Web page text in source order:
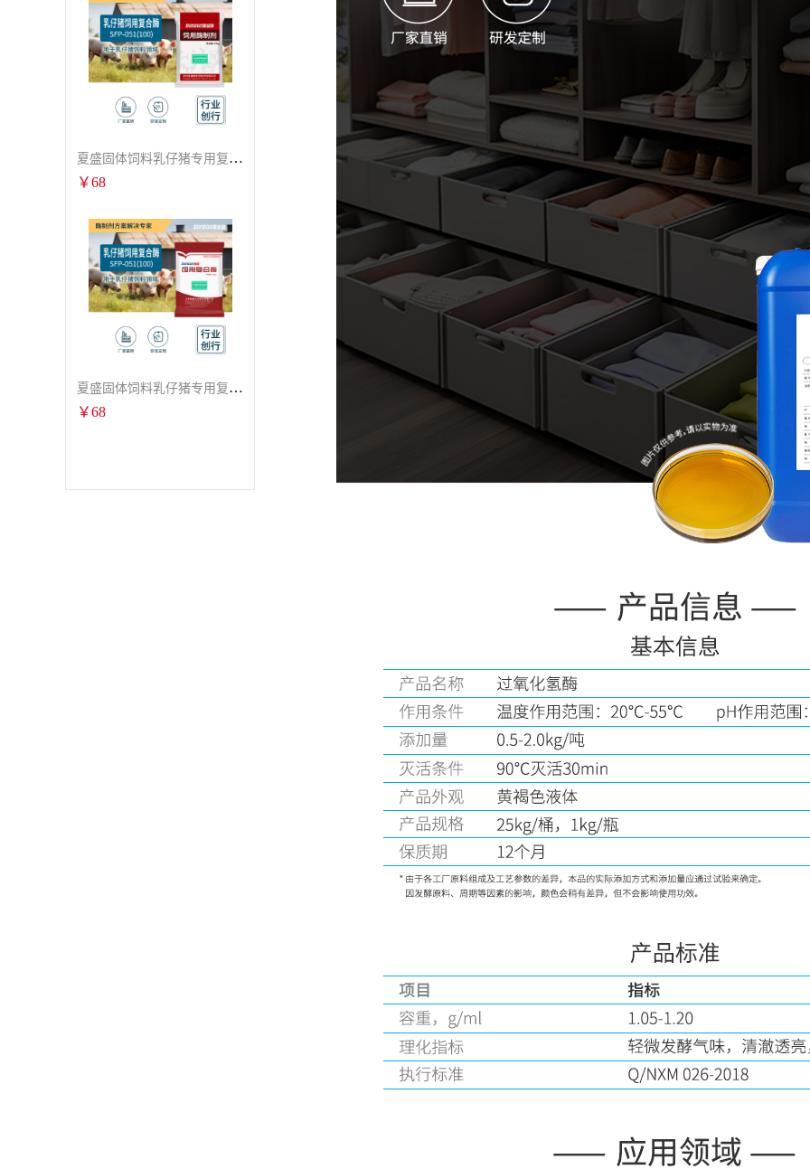
夏盛固体饲料乳仔猪专用复合酶SFG-0932
￥68
夏盛固体饲料乳仔猪专用复合酶SFG-0932
￥68